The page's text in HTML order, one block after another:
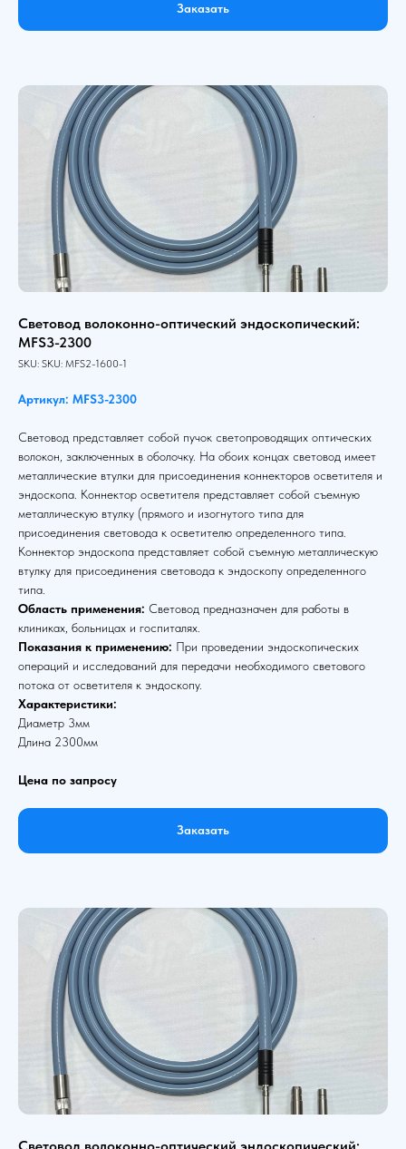
Заказать
Световод волоконно-оптический эндоскопический:
MFS3-2300
SKU: SKU: MFS2-1600-1
Артикул: MFS3-2300
Световод представляет собой пучок светопроводящих оптических
волокон, заключенных в оболочку. На обоих концах световод имеет
металлические втулки для присоединения коннекторов осветителя и
эндоскопа. Коннектор осветителя представляет собой съемную
металлическую втулку (прямого и изогнутого типа для
присоединения световода к осветителю определенного типа.
Коннектор эндоскопа представляет собой съемную металлическую
втулку для присоединения световода к эндоскопу определенного
типа.
Область применения: Световод предназначен для работы в
клиниках, больницах и госпиталях.
Показания к применению: При проведении эндоскопических
операций и исследований для передачи необходимого светового
потока от осветителя к эндоскопу.
Характеристики:
Диаметр 3мм
Длина 2300мм
Цена по запросу
Заказать
Световод волоконно-оптический эндоскопический: